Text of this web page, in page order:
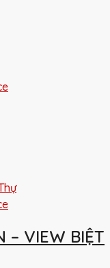
– VIEW BIỆT